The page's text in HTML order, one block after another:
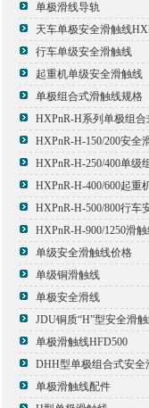
单极滑线导轨
天车单极安全滑触线
行车单级安全滑触线
起重机单级安全滑触线
单极组合式滑触线规格
HXPnR-H系列单极组
HXPnR-H-150/200安全
HXPnR-H-900/1250滑
单级安全滑触线价格
单级铜滑触线
单极安全滑线
JDU铜质“H”型安全滑
单极滑触线HFD500
DHH型单极组合式安全
单极滑触线配件